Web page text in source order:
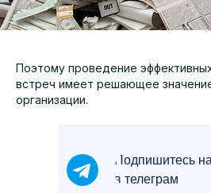
Поэтому проведение
встреч имеет решающее
организации.
Подпишитесь
в телеграм